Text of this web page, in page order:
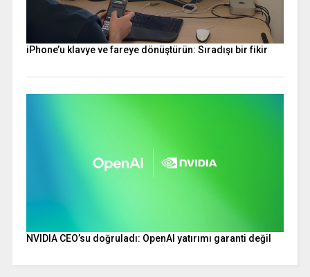
iPhone’u klavye ve fareye dönüştürün: Sıradışı bir fikir
NVIDIA CEO’su doğruladı: OpenAI yatırımı garanti değil